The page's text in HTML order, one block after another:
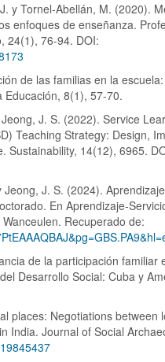
y Tornel-Abellán, M. (2020).
enfoques de enseñanza.
24(1), 76-94. DOI:
de las familias en la
Educación, 8(1), 57-70.
J. S. (2022). Service
Teaching Strategy: Design,
Sustainability, 14(12), 6965.
J. S. (2024).
En Aprendizaje-
Recuperado de:
de la participación familiar
Desarrollo Social: Cuba y
places: Negotiations between
India. Journal of Social